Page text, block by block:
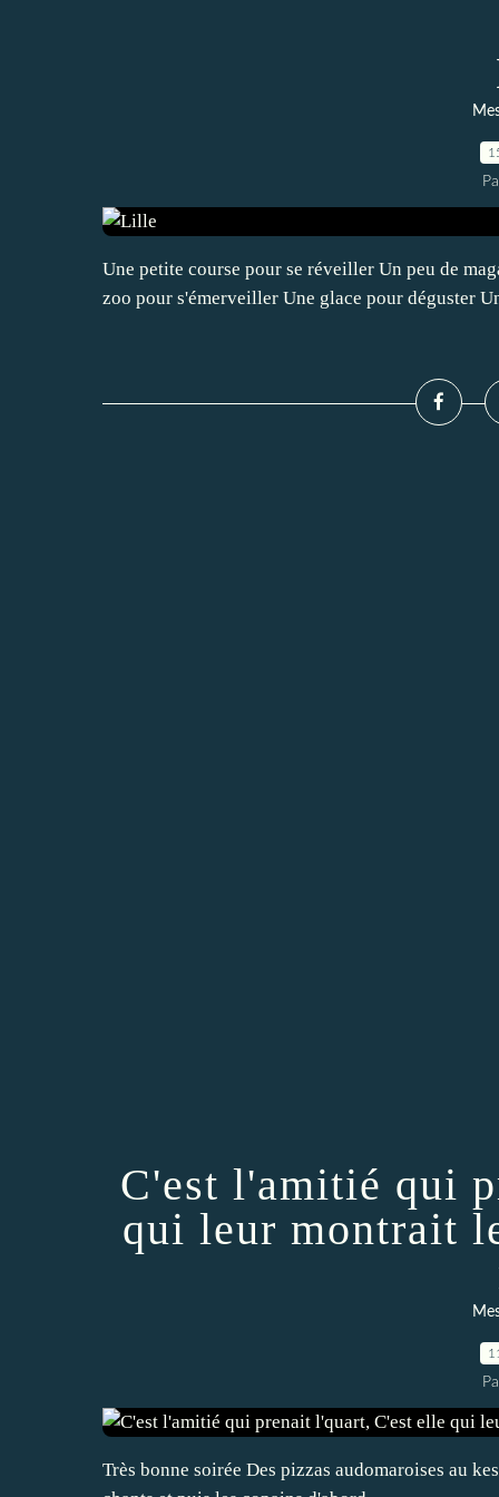
Une petite course pour se réveiller Un peu de
zoo pour s'émerveiller Une glace pour déguster
C'est l'amitié qui
qui leur montrait
Très bonne soirée Des pizzas audomaroises au